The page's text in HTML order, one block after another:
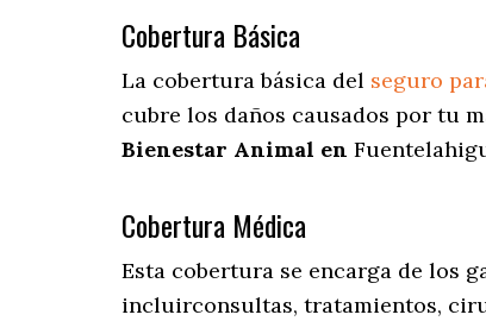
Cobertura Básica
La cobertura básica del seguro
cubre los daños causados por tu
Bienestar Animal en
Cobertura Médica
Esta cobertura se encarga de los
incluirconsultas, tratamientos,